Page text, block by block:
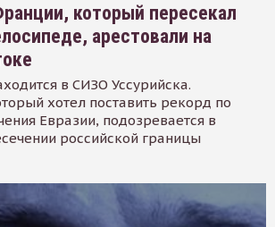
который пересекал
арестовали на
в СИЗО Уссурийска.
хотел поставить рекорд по
Евразии, подозревается в
российской границы